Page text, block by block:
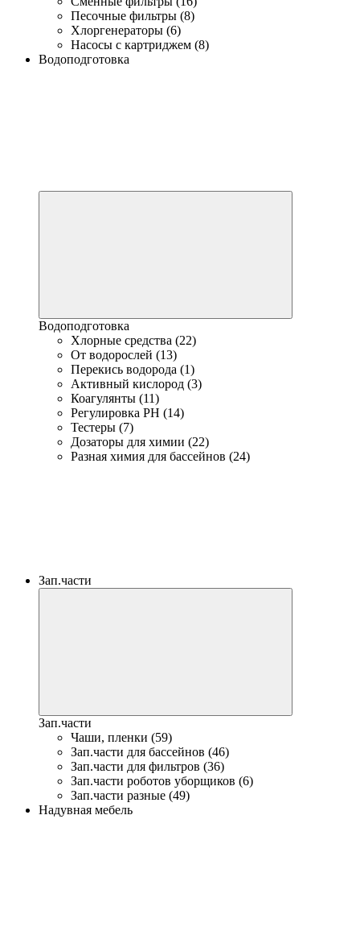
Песочные фильтры (8)
Хлоргенераторы (6)
Насосы с картриджем (8)
Водоподготовка
Водоподготовка
Хлорные средства (22)
От водорослей (13)
Перекись водорода (1)
Активный кислород (3)
Коагулянты (11)
Регулировка PH (14)
Тестеры (7)
Дозаторы для химии (22)
Разная химия для бассейнов (24)
Зап.части
Зап.части
Чаши, пленки (59)
Зап.части для бассейнов (46)
Зап.части для фильтров (36)
Зап.части роботов уборщиков (6)
Зап.части разные (49)
Надувная мебель